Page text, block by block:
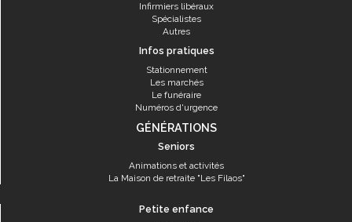
Infirmiers libéraux
Spécialistes
Autres
Infos pratiques
Stationnement
Les marchés
Le funéraire
Numéros d'urgence
GÉNÉRATIONS
Seniors
Animations et activités
La Maison de retraite "Les Filaos"
Petite enfance